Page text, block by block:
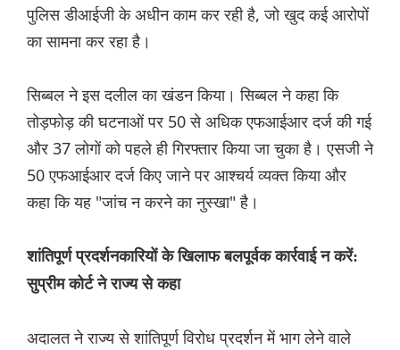
पुलिस डीआईजी के अधीन काम कर रही है, जो खुद कई आरोपों
का सामना कर रहा है।
सिब्बल ने इस दलील का खंडन किया। सिब्बल ने कहा कि
तोड़फोड़ की घटनाओं पर 50 से अधिक एफआईआर दर्ज की गई
और 37 लोगों को पहले ही गिरफ्तार किया जा चुका है। एसजी ने
50 एफआईआर दर्ज किए जाने पर आश्चर्य व्यक्त किया और
कहा कि यह "जांच न करने का नुस्खा" है।
शांतिपूर्ण प्रदर्शनकारियों के खिलाफ बलपूर्वक कार्रवाई न करें:
सुप्रीम कोर्ट ने राज्य से कहा
अदालत ने राज्य से शांतिपूर्ण विरोध प्रदर्शन में भाग लेने वाले